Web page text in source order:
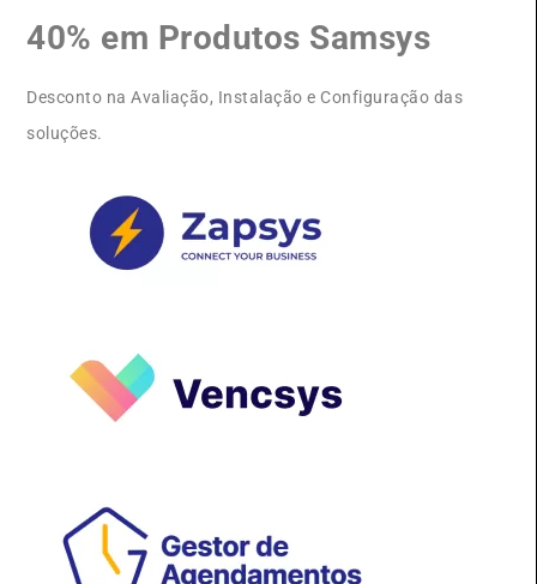
40% em Produtos Samsys
Desconto na Avaliação, Instalação e Configuração das
soluções.